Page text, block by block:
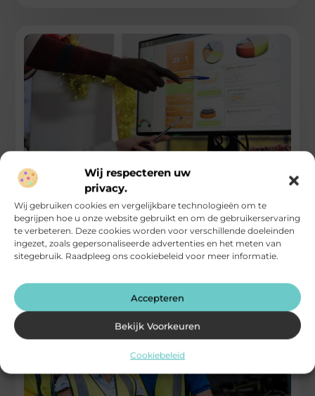
Wij respecteren uw
privacy.
Wij gebruiken cookies en vergelijkbare technologieën om te
begrijpen hoe u onze website gebruikt en om de gebruikerservaring
te verbeteren. Deze cookies worden voor verschillende doeleinden
ingezet, zoals gepersonaliseerde advertenties en het meten van
sitegebruik. Raadpleeg ons cookiebeleid voor meer informatie.
Accepteren
Bekijk Voorkeuren
Cookiebeleid
Een professioneel offerte programma bouw als
onderdeel van je software voor bedrijven pakket
Het maken van een accurate, overzichtelijke en professionele
offerte is een van de belangrijkste stappen in het
verkoopproces binnen de